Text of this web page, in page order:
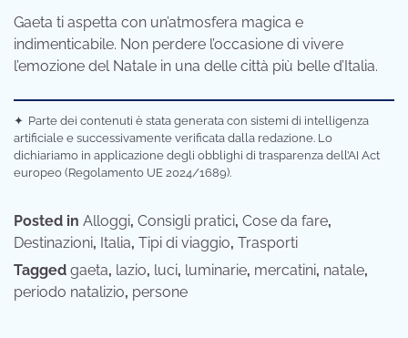
Gaeta ti aspetta con un’atmosfera magica e
indimenticabile. Non perdere l’occasione di vivere
l’emozione del Natale in una delle città più belle d’Italia.
✦ Parte dei contenuti è stata generata con sistemi di intelligenza
artificiale e successivamente verificata dalla redazione. Lo
dichiariamo in applicazione degli obblighi di trasparenza dell’AI Act
europeo (Regolamento UE 2024/1689).
Posted in Alloggi, Consigli pratici, Cose da fare,
Destinazioni, Italia, Tipi di viaggio, Trasporti
Tagged gaeta, lazio, luci, luminarie, mercatini, natale,
periodo natalizio, persone